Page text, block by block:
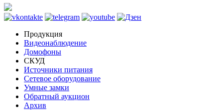
Продукция
Видеонаблюдение
Домофоны
СКУД
Источники питания
Сетевое оборудование
Умные замки
Обратный аукцион
Архив